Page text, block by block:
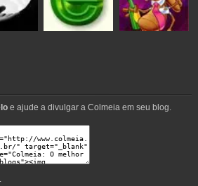
e ajude a divulgar a Colmeia em seu blog.